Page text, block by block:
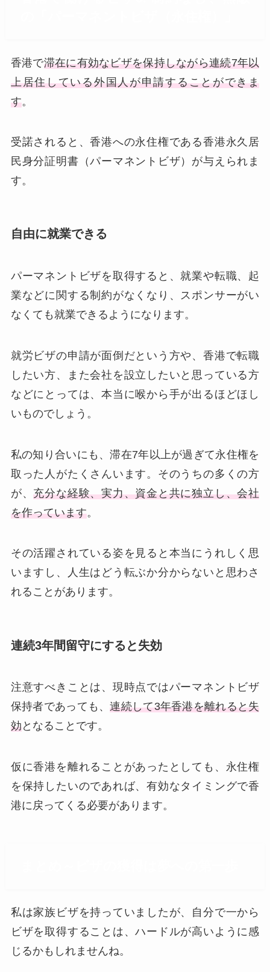
香港で滞在に有効なビザを保持しながら連続7年以
上居住している外国人が申請することができま
す。
受諾されると、香港への永住権である香港永久居
民身分証明書（パーマネントビザ）が与えられま
す。
自由に就業できる
パーマネントビザを取得すると、就業や転職、起
業などに関する制約がなくなり、スポンサーがい
なくても就業できるようになります。
就労ビザの申請が面倒だという方や、香港で転職
したい方、また会社を設立したいと思っている方
などにとっては、本当に喉から手が出るほどほし
いものでしょう。
私の知り合いにも、滞在7年以上が過ぎて永住権を
取った人がたくさんいます。そのうちの多くの方
が、充分な経験、実力、資金と共に独立し、会社
を作っています。
その活躍されている姿を見ると本当にうれしく思
いますし、人生はどう転ぶか分からないと思わさ
れることがあります。
連続3年間留守にすると失効
注意すべきことは、現時点ではパーマネントビザ
保持者であっても、連続して3年香港を離れると失
効となることです。
仮に香港を離れることがあったとしても、永住権
を保持したいのであれば、有効なタイミングで香
港に戻ってくる必要があります。
私は家族ビザを持っていましたが、自分で一から
ビザを取得することは、ハードルが高いように感
じるかもしれませんね。